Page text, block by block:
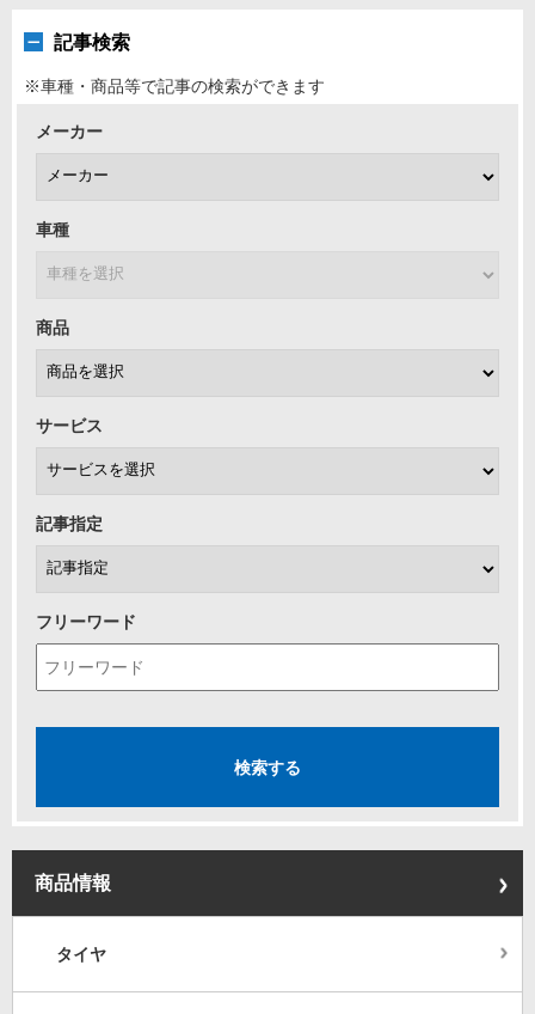
記事検索
※車種・商品等で記事の検索ができます
メーカー
車種
商品
サービス
記事指定
フリーワード
商品情報
タイヤ